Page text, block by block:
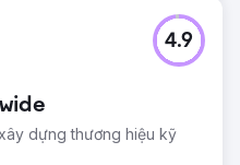
dựng thương hiệu kỹ
4.9